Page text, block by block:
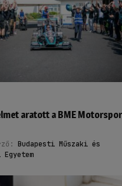
aratott a BME
Budapesti Műszaki és
Egyetem